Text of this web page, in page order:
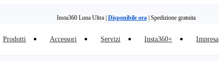
Insta360 Luna Ultra | Disponibile ora| Spedizione gratuita
Prodotti Accessori Servizi Insta360+ Impresa